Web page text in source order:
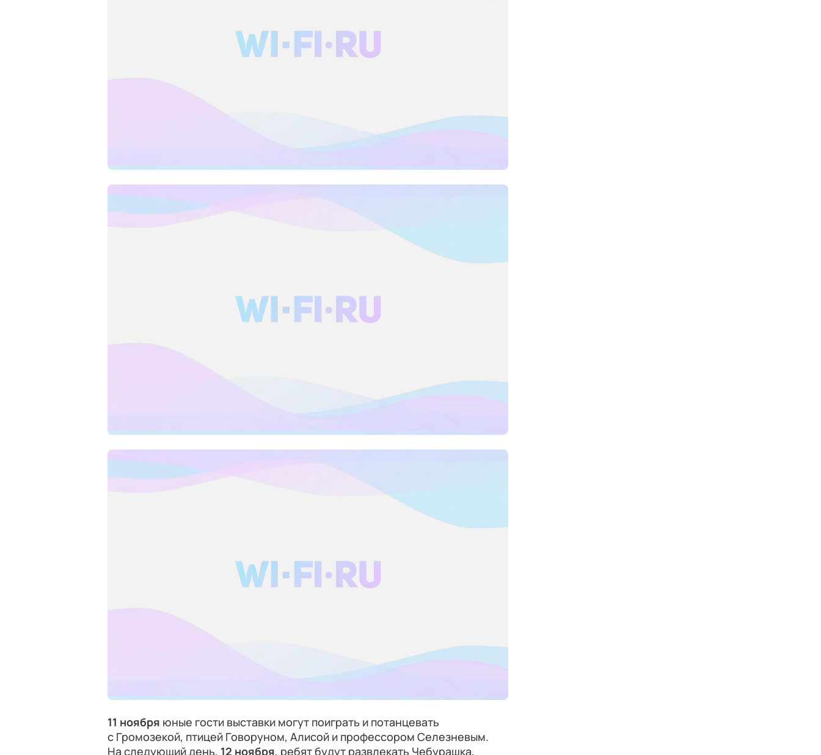
11 ноября юные гости выставки могут поиграть и потанцевать
с Громозекой, птицей Говоруном, Алисой и профессором Селезневым.
На следующий день, 12 ноября, ребят будут развлекать Чебурашка,